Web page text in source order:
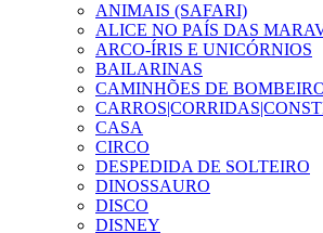
ANIMAIS (SAFARI)
ALICE NO PAÍS DAS
ARCO-ÍRIS E UNICÓRNIOS
BAILARINAS
CAMINHÕES DE
CASA
CIRCO
DESPEDIDA DE SOLTEIRO
DINOSSAURO
DISCO
DISNEY